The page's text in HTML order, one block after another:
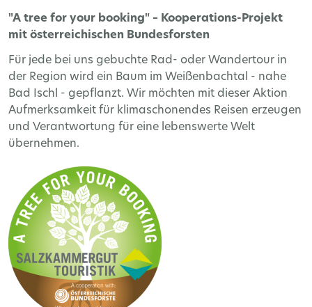
"A tree for your booking" – Kooperations-Projekt
mit österreichischen Bundesforsten
Für jede bei uns gebuchte Rad- oder Wandertour in
der Region wird ein Baum im Weißenbachtal - nahe
Bad Ischl - gepflanzt. Wir möchten mit dieser Aktion
Aufmerksamkeit für klimaschonendes Reisen erzeugen
und Verantwortung für eine lebenswerte Welt
übernehmen.